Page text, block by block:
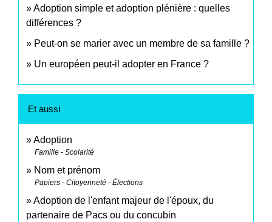
Adoption simple et adoption plénière : quelles
différences ?
Peut-on se marier avec un membre de sa famille ?
Un européen peut-il adopter en France ?
Et aussi
Adoption
Famille - Scolarité
Nom et prénom
Papiers - Citoyenneté - Élections
Adoption de l'enfant majeur de l'époux, du
partenaire de Pacs ou du concubin